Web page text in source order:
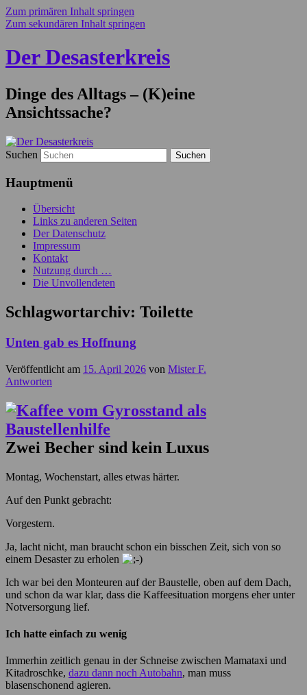
Zum primären Inhalt springen
Zum sekundären Inhalt springen
Der Desasterkreis
Dinge des Alltags – (K)eine
Ansichtssache?
Suchen
Hauptmenü
Übersicht
Links zu anderen Seiten
Der Datenschutz
Impressum
Kontakt
Nutzung durch …
Die Unvollendeten
Schlagwortarchiv: Toilette
Unten gab es Hoffnung
Veröffentlicht am 15. April 2026 von Mister F.
Antworten
Zwei Becher sind kein Luxus
Montag, Wochenstart, alles etwas härter.
Auf den Punkt gebracht:
Vorgestern.
Ja, lacht nicht, man braucht schon ein bisschen Zeit, sich von so
einem Desaster zu erholen
Ich war bei den Monteuren auf der Baustelle, oben auf dem Dach,
und schon da war klar, dass die Kaffeesituation morgens eher unter
Notversorgung lief.
Ich hatte einfach zu wenig
Immerhin zeitlich genau in der Schneise zwischen Mamataxi und
Kitadroschke, dazu dann noch Autobahn, man muss
blasenschonend agieren.